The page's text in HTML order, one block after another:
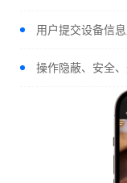
用户提交设备信
操作隐蔽、安全、